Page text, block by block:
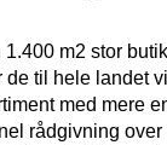
1.400 m2 stor
til hele landet
med mere
rådgivning over